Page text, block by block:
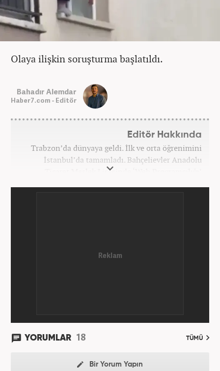
Olaya ilişkin soruşturma başlatıldı.
Bahadır Alemdar
Haber7.com - Editör
Editör Hakkında
Trabzon’da dünyaya geldi. İlk ve orta öğrenimini
İstanbul’da tamamladı. Bahçelievler Anadolu
Ticaret Meslek Lisesinde ‘Web Programcılığı’
ve teknoloji kategorilerinde birçok haber ve
YORUMLAR 18 TÜMÜ
Bir Yorum Yapın